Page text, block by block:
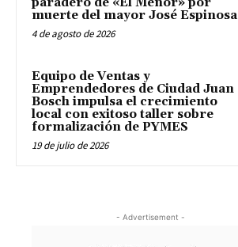
muerte del mayor José Espinosa
4 de agosto de 2026
Equipo de Ventas y
Emprendedores de Ciudad Juan
Bosch impulsa el crecimiento
local con exitoso taller sobre
formalización de PYMES
19 de julio de 2026
- Advertisement -